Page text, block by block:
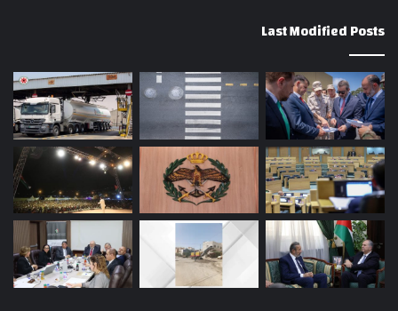
Last Modified Posts